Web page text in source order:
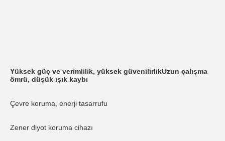
Yüksek güç ve verimlilik, yüksek güvenilirlikUzun çalışma
ömrü, düşük ışık kaybı
Çevre koruma, enerji tasarrufu
Zener diyot koruma cihazı